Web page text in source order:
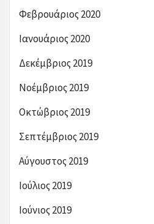
Φεβρουάριος 2020
Ιανουάριος 2020
Δεκέμβριος 2019
Νοέμβριος 2019
Οκτώβριος 2019
Σεπτέμβριος 2019
Αύγουστος 2019
Ιούλιος 2019
Ιούνιος 2019